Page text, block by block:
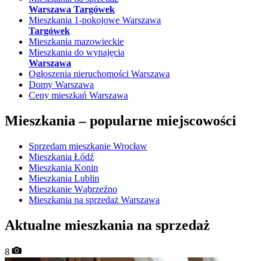
Warszawa Targówek
Mieszkania 1-pokojowe Warszawa
Targówek
Mieszkania mazowieckie
Mieszkania do wynajęcia
Warszawa
Ogłoszenia nieruchomości Warszawa
Domy Warszawa
Ceny mieszkań Warszawa
Mieszkania –popularne miejscowości
Sprzedam mieszkanie Wrocław
Mieszkania Łódź
Mieszkania Konin
Mieszkania Lublin
Mieszkanie Wąbrzeźno
Mieszkania na sprzedaż Warszawa
Aktualne mieszkania na sprzedaż
8